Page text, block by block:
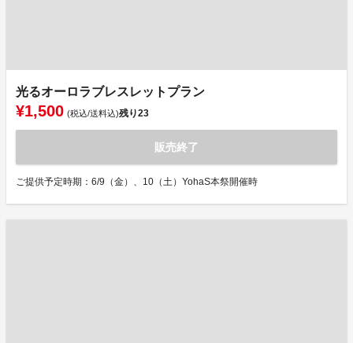
光るオーロラブレスレットプラン
¥1,500 (税込/送料込)残り23
販売終了
ご提供予定時期：6/9（金）、10（土）YohaS本祭開催時